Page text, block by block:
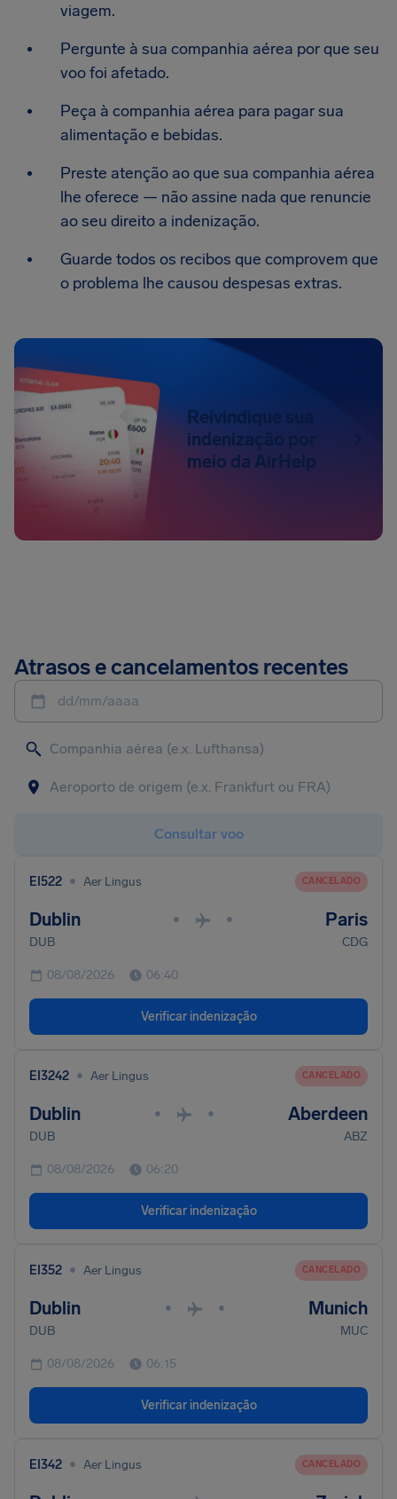
viagem.
Pergunte à sua companhia aérea por que seu
voo foi afetado.
Peça à companhia aérea para pagar sua
alimentação e bebidas.
Preste atenção ao que sua companhia aérea
lhe oferece — não assine nada que renuncie
ao seu direito a indenização.
Guarde todos os recibos que comprovem que
o problema lhe causou despesas extras.
Reivindique sua
indenização por
meio da AirHelp
Atrasos e cancelamentos recentes
dd/mm/aaaa
Consultar voo
EI522 • Aer Lingus CANCELADO
Dublin • • Paris
DUB CDG
08/08/2026 06:40
Verificar indenização
EI3242 • Aer Lingus CANCELADO
Dublin • • Aberdeen
DUB ABZ
08/08/2026 06:20
Verificar indenização
EI352 • Aer Lingus CANCELADO
Dublin • • Munich
DUB MUC
08/08/2026 06:15
Verificar indenização
EI342 • Aer Lingus CANCELADO